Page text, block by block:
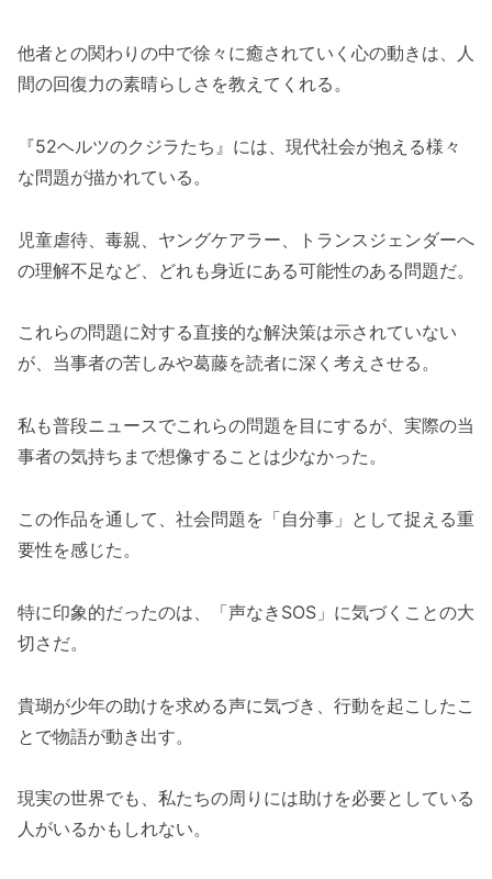
他者との関わりの中で徐々に癒されていく心の動きは、人
間の回復力の素晴らしさを教えてくれる。
『52ヘルツのクジラたち』には、現代社会が抱える様々
な問題が描かれている。
児童虐待、毒親、ヤングケアラー、トランスジェンダーへ
の理解不足など、どれも身近にある可能性のある問題だ。
これらの問題に対する直接的な解決策は示されていない
が、当事者の苦しみや葛藤を読者に深く考えさせる。
私も普段ニュースでこれらの問題を目にするが、実際の当
事者の気持ちまで想像することは少なかった。
この作品を通して、社会問題を「自分事」として捉える重
要性を感じた。
特に印象的だったのは、「声なきSOS」に気づくことの大
切さだ。
貴瑚が少年の助けを求める声に気づき、行動を起こしたこ
とで物語が動き出す。
現実の世界でも、私たちの周りには助けを必要としている
人がいるかもしれない。